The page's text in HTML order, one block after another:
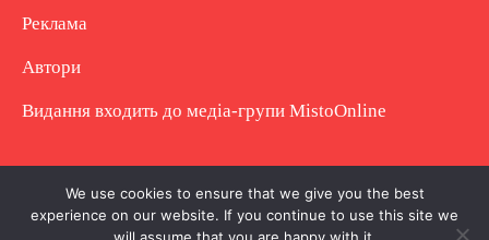
Реклама
Автори
Видання входить до медіа-групи MistoOnline
Copyright © Повне використання матеріалу
заборонено. Частково можна з гіперпосиланням.
We use cookies to ensure that we give you the best
experience on our website. If you continue to use this site we